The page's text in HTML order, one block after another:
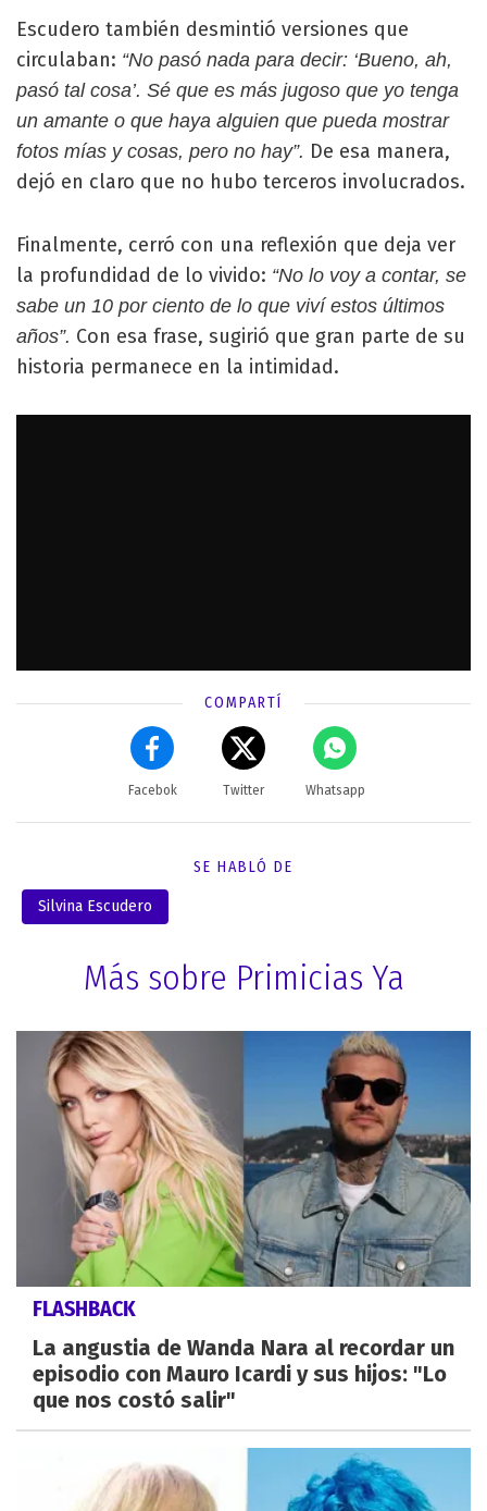
Escudero también desmintió versiones que
circulaban: “No pasó nada para decir: ‘Bueno, ah,
pasó tal cosa’. Sé que es más jugoso que yo tenga
un amante o que haya alguien que pueda mostrar
fotos mías y cosas, pero no hay”. De esa manera,
dejó en claro que no hubo terceros involucrados.
Finalmente, cerró con una reflexión que deja ver
la profundidad de lo vivido: “No lo voy a contar, se
sabe un 10 por ciento de lo que viví estos últimos
años”. Con esa frase, sugirió que gran parte de su
historia permanece en la intimidad.
COMPARTÍ
Facebok Twitter Whatsapp
SE HABLÓ DE
Silvina Escudero
Más sobre Primicias Ya
FLASHBACK
La angustia de Wanda Nara al recordar un
episodio con Mauro Icardi y sus hijos: "Lo
que nos costó salir"